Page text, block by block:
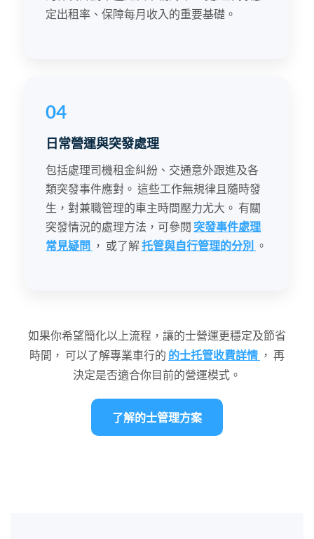
定出租率、保障每月收入的重要基礎。
04
日常營運與突發處理
包括處理司機租金糾紛、交通意外跟進及各
類突發事件應對。 這些工作無規律且隨時發
生，對兼職管理的車主時間壓力尤大。 有關
突發情況的處理方法，可參閱 突發事件處理
常見疑問 ， 或了解托管與自行管理的分別 。
如果你希望簡化以上流程，讓的士營運更穩定及節省
時間， 可以了解專業車行的 的士托管收費詳情 ， 再
決定是否適合你目前的營運模式。
了解的士管理方案